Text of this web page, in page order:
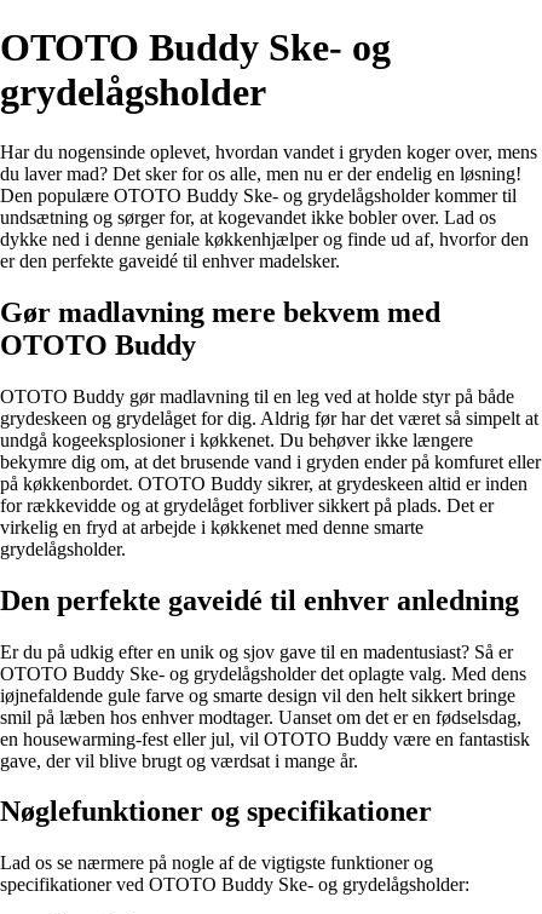
OTOTO Buddy Ske- og
grydelågsholder
Har du nogensinde oplevet, hvordan vandet i gryden koger over, mens
du laver mad? Det sker for os alle, men nu er der endelig en løsning!
Den populære OTOTO Buddy Ske- og grydelågsholder kommer til
undsætning og sørger for, at kogevandet ikke bobler over. Lad os
dykke ned i denne geniale køkkenhjælper og finde ud af, hvorfor den
er den perfekte gaveidé til enhver madelsker.
Gør madlavning mere bekvem med
OTOTO Buddy
OTOTO Buddy gør madlavning til en leg ved at holde styr på både
grydeskeen og grydelåget for dig. Aldrig før har det været så simpelt at
undgå kogeeksplosioner i køkkenet. Du behøver ikke længere
bekymre dig om, at det brusende vand i gryden ender på komfuret eller
på køkkenbordet. OTOTO Buddy sikrer, at grydeskeen altid er inden
for rækkevidde og at grydelåget forbliver sikkert på plads. Det er
virkelig en fryd at arbejde i køkkenet med denne smarte
grydelågsholder.
Den perfekte gaveidé til enhver anledning
Er du på udkig efter en unik og sjov gave til en madentusiast? Så er
OTOTO Buddy Ske- og grydelågsholder det oplagte valg. Med dens
iøjnefaldende gule farve og smarte design vil den helt sikkert bringe
smil på læben hos enhver modtager. Uanset om det er en fødselsdag,
en housewarming-fest eller jul, vil OTOTO Buddy være en fantastisk
gave, der vil blive brugt og værdsat i mange år.
Nøglefunktioner og specifikationer
Lad os se nærmere på nogle af de vigtigste funktioner og
specifikationer ved OTOTO Buddy Ske- og grydelågsholder: